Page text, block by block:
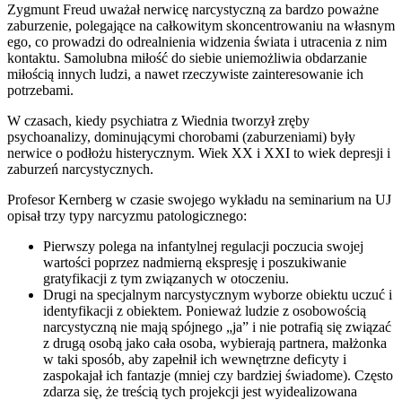
Zygmunt Freud uważał nerwicę narcystyczną za bardzo poważne
zaburzenie, polegające na całkowitym skoncentrowaniu na własnym
ego, co prowadzi do odrealnienia widzenia świata i utracenia z nim
kontaktu. Samolubna miłość do siebie uniemożliwia obdarzanie
miłością innych ludzi, a nawet rzeczywiste zainteresowanie ich
potrzebami.
W czasach, kiedy psychiatra z Wiednia tworzył zręby
psychoanalizy, dominującymi chorobami (zaburzeniami) były
nerwice o podłożu histerycznym. Wiek XX i XXI to wiek depresji i
zaburzeń narcystycznych.
Profesor Kernberg w czasie swojego wykładu na seminarium na UJ
opisał trzy typy narcyzmu patologicznego:
Pierwszy polega na infantylnej regulacji poczucia swojej
wartości poprzez nadmierną ekspresję i poszukiwanie
gratyfikacji z tym związanych w otoczeniu.
Drugi na specjalnym narcystycznym wyborze obiektu uczuć i
identyfikacji z obiektem. Ponieważ ludzie z osobowością
narcystyczną nie mają spójnego „ja” i nie potrafią się związać
z drugą osobą jako cała osoba, wybierają partnera, małżonka
w taki sposób, aby zapełnił ich wewnętrzne deficyty i
zaspokajał ich fantazje (mniej czy bardziej świadome). Często
zdarza się, że treścią tych projekcji jest wyidealizowana